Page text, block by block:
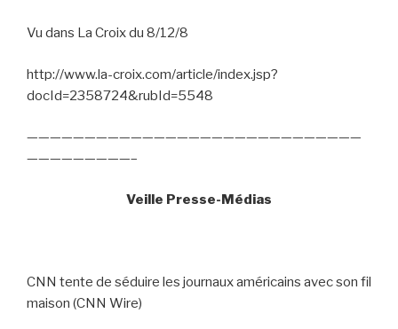
Vu dans La Croix du 8/12/8
http://www.la-croix.com/article/index.jsp?
docId=2358724&rubId=5548
—————————————————————————————
—————————–
Veille Presse-Médias
CNN tente de séduire les journaux américains avec son fil
maison (CNN Wire)